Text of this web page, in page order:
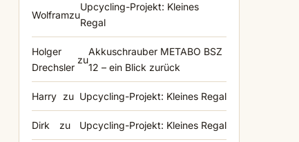
Wolframzu
Upcycling-Projekt: Kleines
Regal
Holger
Drechsler
zu
Akkuschrauber METABO BSZ
12 – ein Blick zurück
Harry zu Upcycling-Projekt: Kleines Regal
Dirk zu Upcycling-Projekt: Kleines Regal